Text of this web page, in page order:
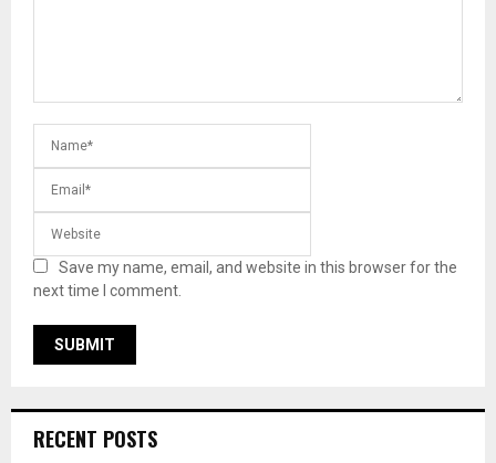
Save my name, email, and website in this browser for the
next time I comment.
RECENT POSTS